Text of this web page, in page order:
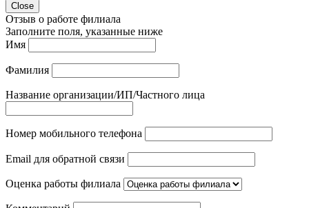
Close
Отзыв о работе филиала
Заполните поля, указанные ниже
Имя
Фамилия
Название организации/ИП/Частного лица
Номер мобильного телефона
Email для обратной связи
Оценка работы филиала